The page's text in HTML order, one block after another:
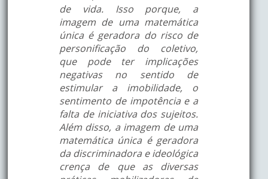
de vida. Isso porque, a
imagem de uma matemática
única é geradora do risco de
personificação do coletivo,
que pode ter implicações
negativas no sentido de
estimular a imobilidade, o
sentimento de impotência e a
falta de iniciativa dos sujeitos.
Além disso, a imagem de uma
matemática única é geradora
da discriminadora e ideológica
crença de que as diversas